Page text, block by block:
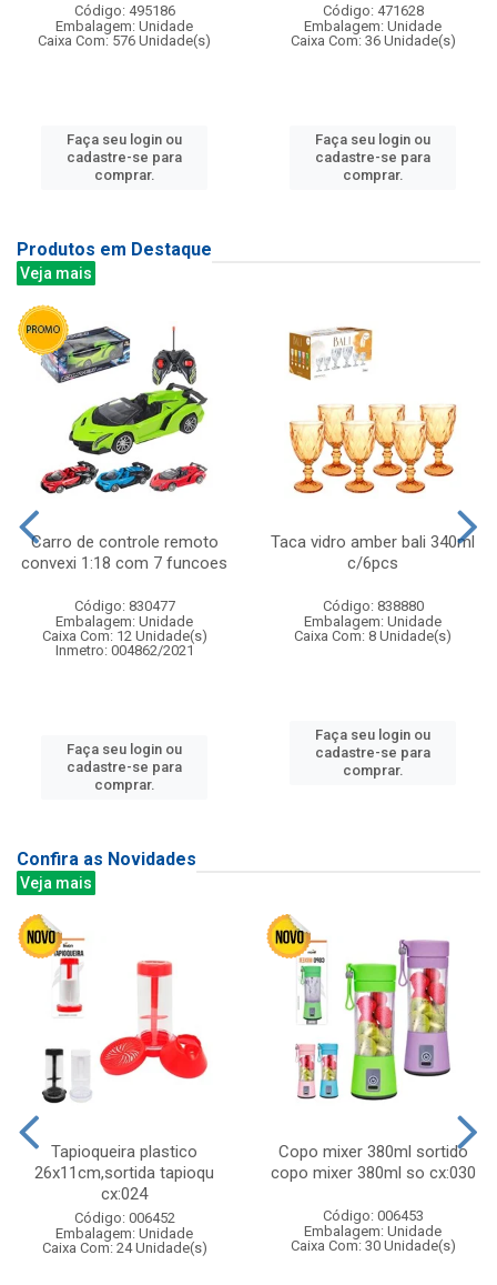
Código: 495186
Embalagem: Unidade
Caixa Com: 576 Unidade(s)
Faça seu login ou
cadastre-se para
comprar.
Código: 471628
Embalagem: Unidade
Caixa Com: 36 Unidade(s)
Faça seu login ou
cadastre-se para
comprar.
Produtos em Destaque
Veja mais
Carro de controle remoto
convexi 1:18 com 7 funcoes
Código: 830477
Embalagem: Unidade
Caixa Com: 12 Unidade(s)
Inmetro: 004862/2021
Faça seu login ou
cadastre-se para
comprar.
Taca vidro amber bali 340ml
c/6pcs
Código: 838880
Embalagem: Unidade
Caixa Com: 8 Unidade(s)
Faça seu login ou
cadastre-se para
comprar.
Confira as Novidades
Veja mais
Tapioqueira plastico
26x11cm,sortida tapioqu
cx:024
Código: 006452
Embalagem: Unidade
Caixa Com: 24 Unidade(s)
Copo mixer 380ml sortido
copo mixer 380ml so cx:030
Código: 006453
Embalagem: Unidade
Caixa Com: 30 Unidade(s)